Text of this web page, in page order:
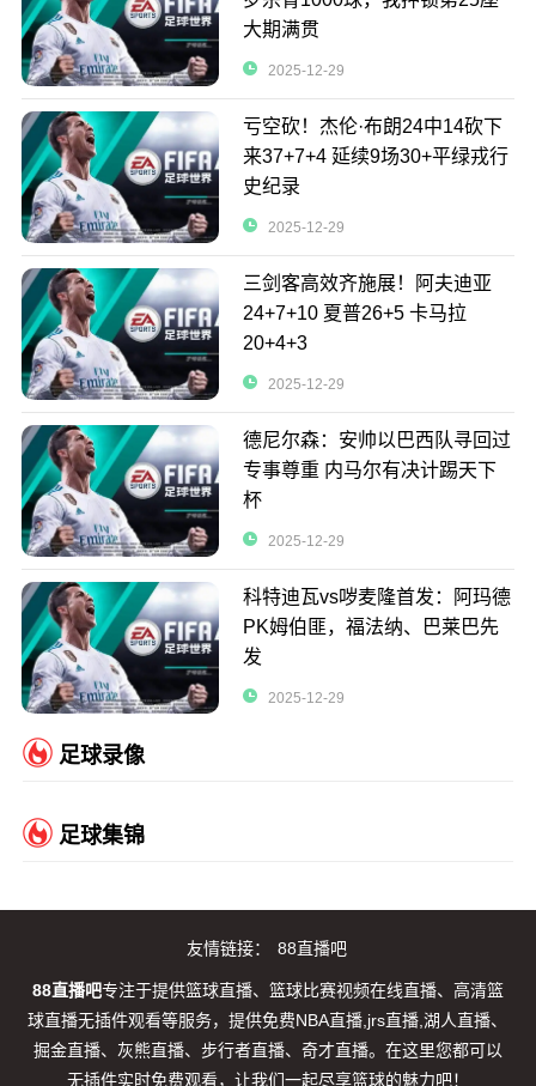
大期满贯
2025-12-29
亏空砍！杰伦·布朗24中14砍下
来37+7+4 延续9场30+平绿戎行
史纪录
2025-12-29
三剑客高效齐施展！阿夫迪亚
24+7+10 夏普26+5 卡马拉
20+4+3
2025-12-29
德尼尔森：安帅以巴西队寻回过
专事尊重 内马尔有决计踢天下
杯
2025-12-29
科特迪瓦vs哕麦隆首发：阿玛德
PK姆伯匪，福法纳、巴莱巴先
发
2025-12-29
足球录像
足球集锦
友情链接： 88直播吧
88直播吧专注于提供篮球直播、篮球比赛视频在线直播、高清篮
球直播无插件观看等服务，提供免费NBA直播,jrs直播,湖人直播、
掘金直播、灰熊直播、步行者直播、奇才直播。在这里您都可以
无插件实时免费观看，让我们一起尽享篮球的魅力吧！